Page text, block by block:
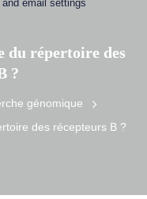
du répertoire des
?
génomique
des récepteurs B ?